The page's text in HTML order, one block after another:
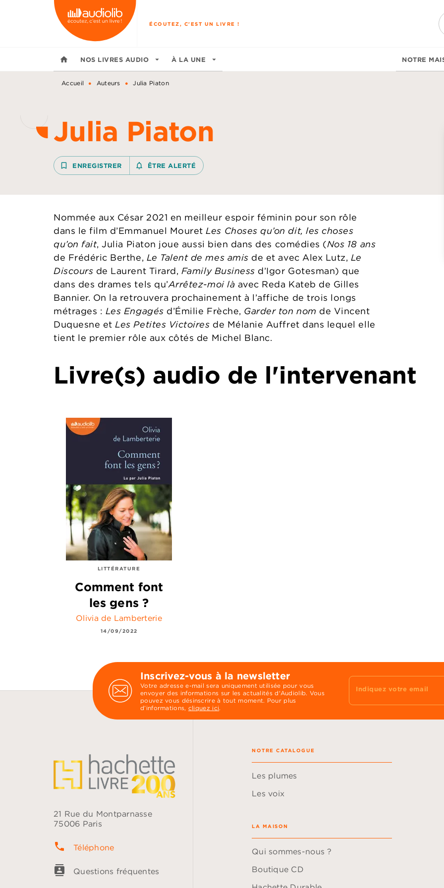
MENU RECHERCHE
ÉCOUTEZ, C'EST UN LIVRE !
home NOS LIVRES AUDIO arrow_drop_down À LA UNE arrow_drop_down NOTRE
Accueil • Auteurs • Julia Piaton
Julia Piaton
bookmark_border ENREGISTRER notifications_none_outlined
ÊTRE ALERTÉ
Nommée aux César 2021 en meilleur espoir féminin pour son rôle
dans le film d’Emmanuel MouretLes Choses qu’on dit, les choses
qu’on fait, Julia Piaton joue aussi bien dans des comédies (Nos 18 ans
de Frédéric Berthe, Le Talent de mes amis de et avec Alex Lutz, Le
Discours de Laurent Tirard, Family Business d’Igor Gotesman) que
dans des drames tels qu’Arrêtez-moi là avec Reda Kateb de Gilles
Bannier. On la retrouvera prochainement à l’affiche de trois longs
métrages : Les Engagés d’Émilie Frèche, Garder ton nom de Vincent
Duquesne etLes Petites Victoires de Mélanie Auffret dans lequel elle
tient le premier rôle aux côtés de Michel Blanc.
Livre(s) audio de l'intervenant
LITTÉRATURE
Comment font
les gens ?
Olivia de Lamberterie
14/09/2022
Inscrivez-vous à la newsletter
Votre adresse e-mail sera uniquement utilisée pour vous
envoyer des informations sur les actualités d'Audiolib. Vous
pouvez vous désinscrire à tout moment. Pour plus
d’informations, cliquez ici.
Indiquez votre email
21 Rue du Montparnasse
75006 Paris
phone Téléphone
contacts Questions fréquentes
NOTRE CATALOGUE
Les plumes
Les voix
LA MAISON
Qui sommes-nous ?
Boutique CD